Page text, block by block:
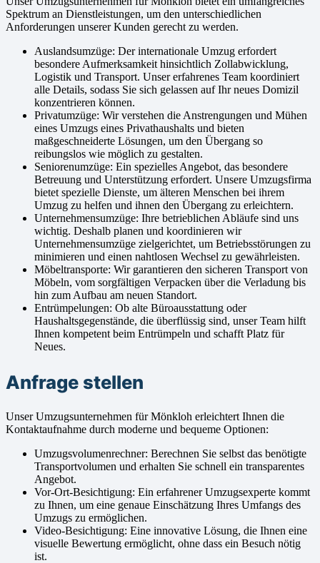
Spektrum an Dienstleistungen, um den unterschiedlichen
Anforderungen unserer Kunden gerecht zu werden.
Auslandsumzüge: Der internationale Umzug erfordert
besondere Aufmerksamkeit hinsichtlich Zollabwicklung,
Logistik und Transport. Unser erfahrenes Team koordiniert
alle Details, sodass Sie sich gelassen auf Ihr neues Domizil
konzentrieren können.
Privatumzüge: Wir verstehen die Anstrengungen und Mühen
eines Umzugs eines Privathaushalts und bieten
maßgeschneiderte Lösungen, um den Übergang so
reibungslos wie möglich zu gestalten.
Seniorenumzüge: Ein spezielles Angebot, das besondere
Betreuung und Unterstützung erfordert. Unsere Umzugsfirma
bietet spezielle Dienste, um älteren Menschen bei ihrem
Umzug zu helfen und ihnen den Übergang zu erleichtern.
Unternehmensumzüge: Ihre betrieblichen Abläufe sind uns
wichtig. Deshalb planen und koordinieren wir
Unternehmensumzüge zielgerichtet, um Betriebsstörungen zu
minimieren und einen nahtlosen Wechsel zu gewährleisten.
Möbeltransporte: Wir garantieren den sicheren Transport von
Möbeln, vom sorgfältigen Verpacken über die Verladung bis
hin zum Aufbau am neuen Standort.
Entrümpelungen: Ob alte Büroausstattung oder
Haushaltsgegenstände, die überflüssig sind, unser Team hilft
Ihnen kompetent beim Entrümpeln und schafft Platz für
Neues.
Anfrage stellen
Unser Umzugsunternehmen für Mönkloh erleichtert Ihnen die
Kontaktaufnahme durch moderne und bequeme Optionen:
Umzugsvolumenrechner: Berechnen Sie selbst das benötigte
Transportvolumen und erhalten Sie schnell ein transparentes
Angebot.
Vor-Ort-Besichtigung: Ein erfahrener Umzugsexperte kommt
zu Ihnen, um eine genaue Einschätzung Ihres Umfangs des
Umzugs zu ermöglichen.
Video-Besichtigung: Eine innovative Lösung, die Ihnen eine
visuelle Bewertung ermöglicht, ohne dass ein Besuch nötig
ist.